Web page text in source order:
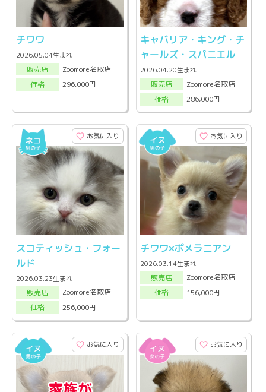
チワワ
2026.05.04生まれ
販売店
Zoomore名取店
価格
296,000円
キャバリア・キング・チ
ャールズ・スパニエル
2026.04.20生まれ
販売店
Zoomore名取店
価格
286,000円
お気に入り
スコティッシュ・フォー
ルド
2026.03.23生まれ
販売店
Zoomore名取店
価格
256,000円
お気に入り
チワワ×ポメラニアン
2026.03.14生まれ
販売店
Zoomore名取店
価格
156,000円
お気に入り お気に入り